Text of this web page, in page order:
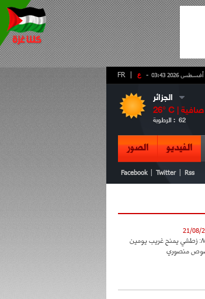
- ع FR
الجزائر
26° C |
الرطوبة : 62
الفيديو الصور
Facebook Twitter Rss
21/08/
MCA: زطشي يمنح غريب يومين
منصوري